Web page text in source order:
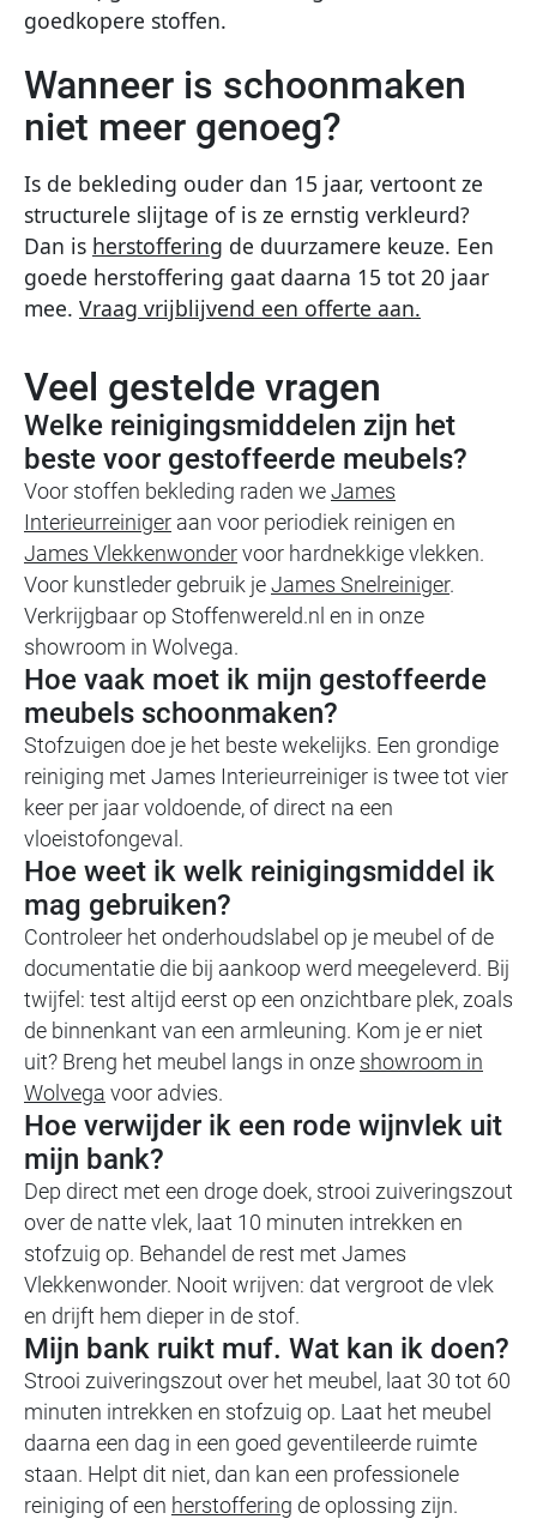
goedkopere stoffen.
Wanneer is schoonmaken
niet meer genoeg?
Is de bekleding ouder dan 15 jaar, vertoont ze
structurele slijtage of is ze ernstig verkleurd?
Dan is herstoffering de duurzamere keuze. Een
goede herstoffering gaat daarna 15 tot 20 jaar
mee. Vraag vrijblijvend een offerte aan.
Veel gestelde vragen
Welke reinigingsmiddelen zijn het
beste voor gestoffeerde meubels?
Voor stoffen bekleding raden we James
Interieurreiniger aan voor periodiek reinigen en
James Vlekkenwonder voor hardnekkige vlekken.
Voor kunstleder gebruik je James Snelreiniger.
Verkrijgbaar op Stoffenwereld.nl en in onze
showroom in Wolvega.
Hoe vaak moet ik mijn gestoffeerde
meubels schoonmaken?
Stofzuigen doe je het beste wekelijks. Een grondige
reiniging met James Interieurreiniger is twee tot vier
keer per jaar voldoende, of direct na een
vloeistofongeval.
Hoe weet ik welk reinigingsmiddel ik
mag gebruiken?
Controleer het onderhoudslabel op je meubel of de
documentatie die bij aankoop werd meegeleverd. Bij
twijfel: test altijd eerst op een onzichtbare plek, zoals
de binnenkant van een armleuning. Kom je er niet
uit? Breng het meubel langs in onze showroom in
Wolvega voor advies.
Hoe verwijder ik een rode wijnvlek uit
mijn bank?
Dep direct met een droge doek, strooi zuiveringszout
over de natte vlek, laat 10 minuten intrekken en
stofzuig op. Behandel de rest met James
Vlekkenwonder. Nooit wrijven: dat vergroot de vlek
en drijft hem dieper in de stof.
Mijn bank ruikt muf. Wat kan ik doen?
Strooi zuiveringszout over het meubel, laat 30 tot 60
minuten intrekken en stofzuig op. Laat het meubel
daarna een dag in een goed geventileerde ruimte
staan. Helpt dit niet, dan kan een professionele
reiniging of een herstoffering de oplossing zijn.